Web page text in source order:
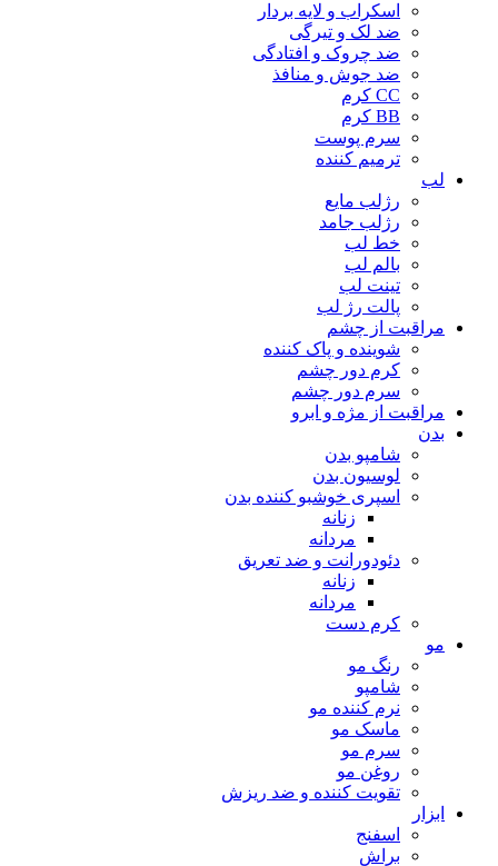
اسکراب و لایه بردار
ضد لک و تیرگی
ضد چروک و افتادگی
ضد جوش و منافذ
CC کرم
BB کرم
سرم پوست
ترمیم کننده
لب
رژلب مایع
رژلب جامد
خط لب
بالم لب
تینت لب
پالت رژ لب
مراقبت از چشم
شوینده و پاک کننده
کرم دور چشم
سرم دور چشم
مراقبت از مژه و ابرو
بدن
شامپو بدن
لوسیون بدن
اسپری خوشبو کننده بدن
زنانه
مردانه
دئودورانت و ضد تعریق
زنانه
مردانه
کرم دست
مو
رنگ مو
شامپو
نرم کننده مو
ماسک مو
سرم مو
روغن مو
تقویت کننده و ضد ریزش
ابزار
اسفنج
براش